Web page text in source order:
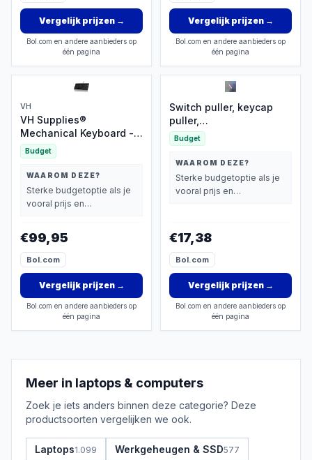
Vergelijk prijzen→
Bol.com en andere aanbieders op
één pagina
Vergelijk prijzen→
Bol.com en andere aanbieders op
één pagina
VH
VH Supplies®
Mechanical Keyboard -
Mechanisch
Toetsenbord - Gaming
Keyboard - 75% - USB-C
Budget
WAAROM DEZE?
Sterke budgetoptie als je
vooral prijs en
€99,95
Bol.com
Vergelijk prijzen→
Bol.com en andere aanbieders op
één pagina
Switch puller, keycap
puller,
toetsenbordgereedschap,
gemakkelijk demonteren
en vervangen van
gaming
toetsenbordschakelaars
en keycaps,
toetsenborden (2 stuks -
roze)
Budget
WAAROM DEZE?
Sterke budgetoptie als je
vooral prijs en
€17,38
Bol.com
Vergelijk prijzen→
Bol.com en andere aanbieders op
één pagina
Meer in laptops & computers
Zoek je iets anders binnen deze categorie? Deze
productsoorten vergelijken we ook.
Laptops1.099 Werkgeheugen & SSD577